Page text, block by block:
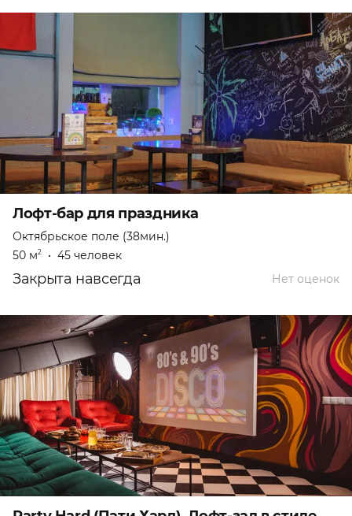
Лофт-бар для праздника
Октябрьское поле (38мин.)
50 м2 • 45 человек
Нет оценок
Закрыта навсегда